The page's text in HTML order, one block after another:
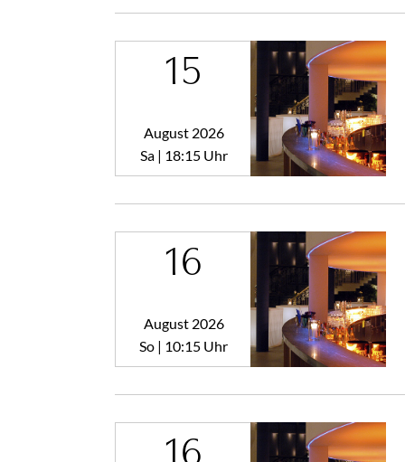
15
August 2026
Sa | 18:15 Uhr
16
August 2026
So | 10:15 Uhr
16